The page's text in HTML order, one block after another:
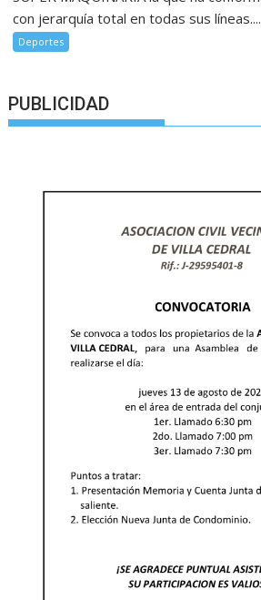
con jerarquía total en todas sus líneas....
Deportes
PUBLICIDAD